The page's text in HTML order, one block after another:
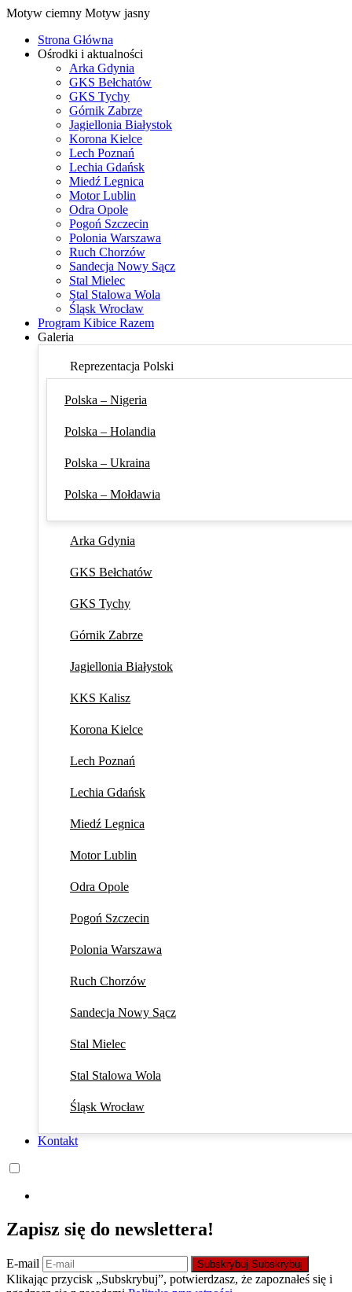
Motyw ciemny Motyw jasny
Strona Główna
Ośrodki i aktualności
Arka Gdynia
GKS Bełchatów
GKS Tychy
Górnik Zabrze
Jagiellonia Białystok
Korona Kielce
Lech Poznań
Lechia Gdańsk
Miedź Legnica
Motor Lublin
Odra Opole
Pogoń Szczecin
Polonia Warszawa
Ruch Chorzów
Sandecja Nowy Sącz
Stal Mielec
Stal Stalowa Wola
Śląsk Wrocław
Program Kibice Razem
Galeria
Reprezentacja Polski
Polska – Nigeria
Polska – Holandia
Polska – Ukraina
Polska – Mołdawia
Arka Gdynia
GKS Bełchatów
GKS Tychy
Górnik Zabrze
Jagiellonia Białystok
KKS Kalisz
Korona Kielce
Lech Poznań
Lechia Gdańsk
Miedź Legnica
Motor Lublin
Odra Opole
Pogoń Szczecin
Polonia Warszawa
Ruch Chorzów
Sandecja Nowy Sącz
Stal Mielec
Stal Stalowa Wola
Śląsk Wrocław
Kontakt
Zapisz się do newslettera!
E-mail Subskrybuj Subskrybuj
Klikając przycisk „Subskrybuj”, potwierdzasz, że zapoznałeś się i